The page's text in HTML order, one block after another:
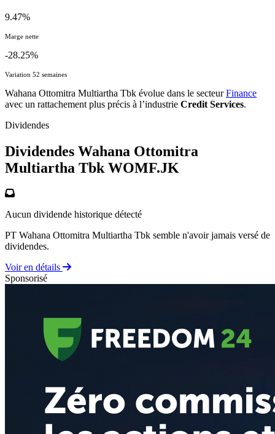
9.47%
Marge nette
-28.25%
Variation 52 semaines
Wahana Ottomitra Multiartha Tbk évolue dans le secteurFinance
avec un rattachement plus précis à l’industrie Credit Services.
Dividendes
Dividendes Wahana Ottomitra
Multiartha Tbk WOMF.JK
Aucun dividende historique détecté
PT Wahana Ottomitra Multiartha Tbk semble n'avoir jamais versé de
dividendes.
Voir en détails
Sponsorisé